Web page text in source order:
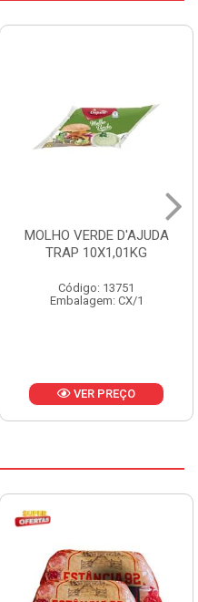
MOLHO VERDE D'AJUDA
TRAP 10X1,01KG
Código: 13751
Embalagem: CX/1
VER PREÇO